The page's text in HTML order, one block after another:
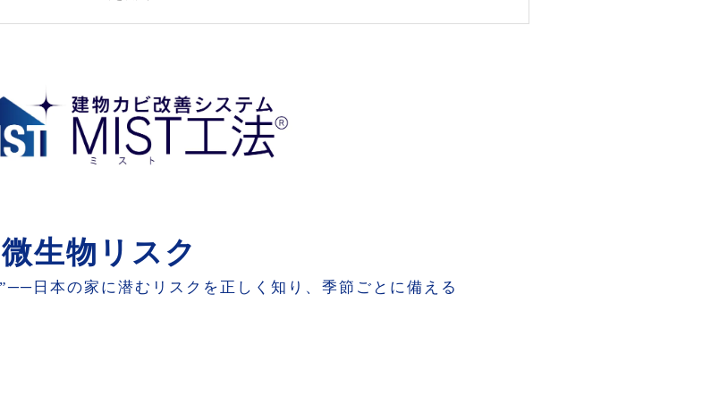
り
ング
生物リスク
日本の家に潜むリスクを正しく知り、季節ごとに備える